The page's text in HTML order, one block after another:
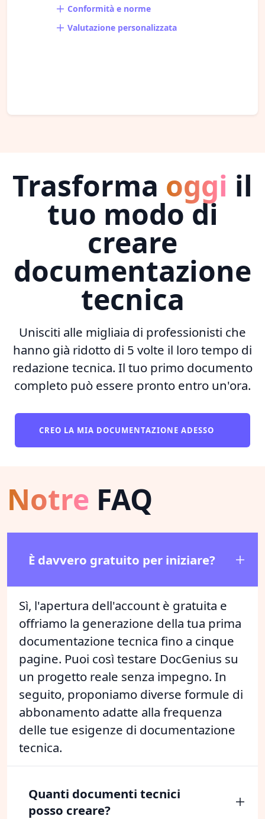
Conformità e norme
Valutazione personalizzata
Trasforma oggi il
tuo modo di
creare
documentazione
tecnica
Unisciti alle migliaia di professionisti che
hanno già ridotto di 5 volte il loro tempo di
redazione tecnica. Il tuo primo documento
completo può essere pronto entro un'ora.
CREO LA MIA DOCUMENTAZIONE ADESSO
Notre FAQ
È davvero gratuito per iniziare?
Sì, l'apertura dell'account è gratuita e
offriamo la generazione della tua prima
documentazione tecnica fino a cinque
pagine. Puoi così testare DocGenius su
un progetto reale senza impegno. In
seguito, proponiamo diverse formule di
abbonamento adatte alla frequenza
delle tue esigenze di documentazione
tecnica.
Quanti documenti tecnici
posso creare?